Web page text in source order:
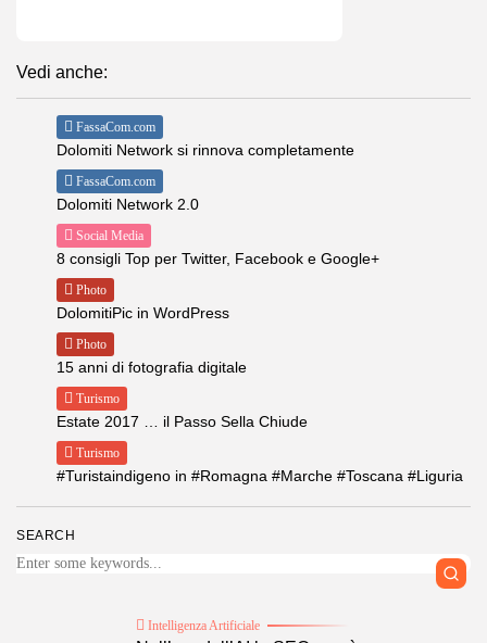
SEARCH
Intelligenza Artificiale
Vedi anche:
FassaCom.com
Dolomiti Network si rinnova completamente
FassaCom.com
Dolomiti Network 2.0
Social Media
8 consigli Top per Twitter, Facebook e Google+
Photo
DolomitiPic in WordPress
Photo
15 anni di fotografia digitale
Turismo
Estate 2017 … il Passo Sella Chiude
Turismo
#Turistaindigeno in #Romagna #Marche #Toscana #Liguria